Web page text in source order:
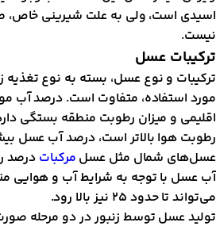
است، ولی به علت شیرینی خاص،
عسل
و نوع عسل، بسته به نوع تغذیه
متفاوت است. درصد آب موجود
و میزان رطوبت منطقه بستگی دارد. در
بالاتر است، درصد آب عسل بیشتر
شمال مثل عسل مرکباتدرصد رطوبت
با توجه به شرایط آب و هوایی منطقه
۲۵ نیز بالا رود.
توسط زنبور در دو مرحله صورت می